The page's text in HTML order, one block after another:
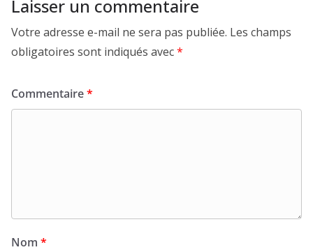
Laisser un commentaire
Votre adresse e-mail ne sera pas publiée. Les champs
obligatoires sont indiqués avec*
Commentaire*
Nom *